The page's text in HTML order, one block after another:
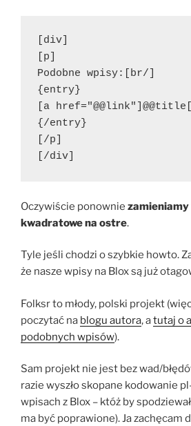
[div]
[p]
Podobne wpisy:[br/]
{entry}
[a
{/entry}
[/p]
[/div]
Oczywiście ponownie
kwadratowe na ostre.
Tyle jeśli chodzi o szybkie howto.
że nasze wpisy na Blox są już
Folksr to młody, polski projekt
poczytać na blogu autora, atutaj o
podobnych wpisów).
Sam projekt nie jest bez wad/
razie wyszło skopane kodowanie
wpisach z Blox – któż by
ma być poprawione). Ja zachęcam